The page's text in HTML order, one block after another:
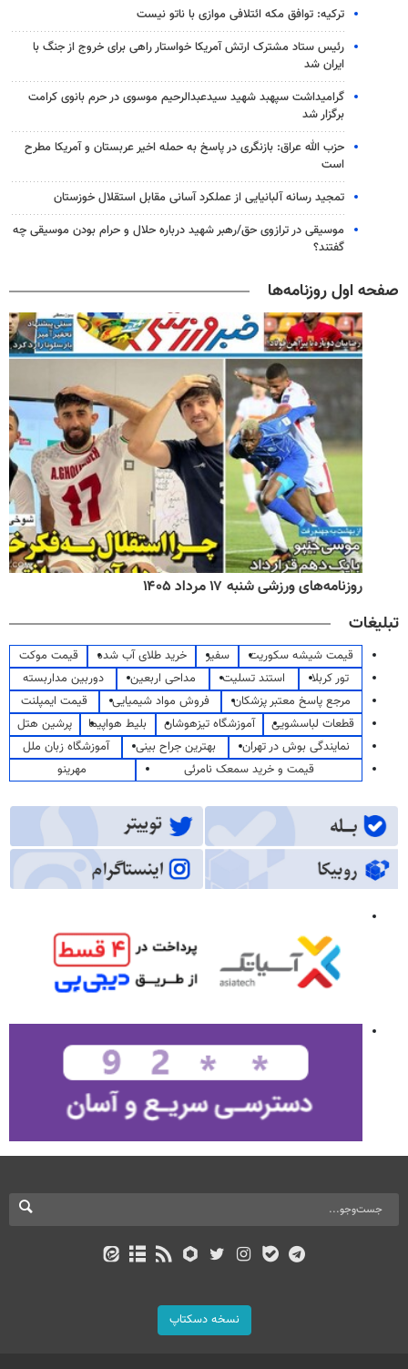
ترکیه: توافق مکه ائتلافی موازی با ناتو نیست
رئیس ستاد مشترک ارتش آمریکا خواستار راهی برای خروج از جنگ با
ایران شد
گرامیداشت سپهبد شهید سیدعبدالرحیم موسوی در حرم بانوی کرامت
برگزار شد
حزب الله عراق: بازنگری در پاسخ به حمله اخیر عربستان و آمریکا مطرح
است
تمجید رسانه آلبانیایی از عملکرد آسانی مقابل استقلال خوزستان
موسیقی در ترازوی حق/رهبر شهید درباره حلال و حرام بودن موسیقی چه
گفتند؟
صفحه اول روزنامه‌ها
روزنامه‌های ورزشی شنبه ۱۷ مرداد ۱۴۰۵
تبلیغات
قیمت شیشه سکوریت سفیر خرید طلای آب شده
قیمت موکت
تور کربلا
استند تسلیت مداحی اربعین
دوربین مداربسته
مرجع پاسخ معتبر پزشکان
فروش مواد شیمیایی
قیمت ایمپلنت
قطعات لباسشویی
آموزشگاه تیزهوشان بلیط هواپیما
پرشین هتل
نمایندگی بوش در تهران
بهترین جراح بینی
آموزشگاه زبان ملل
قیمت و خرید سمعک نامرئی
مهرینو
نسخه دسکتاپ